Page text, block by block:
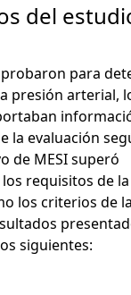
del
para
presión arterial,
la evaluación
de MESI superó
requisitos de
los criterios de
siguientes: